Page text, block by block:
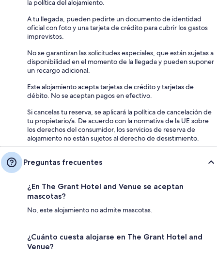
la política del alojamiento.
A tu llegada, pueden pedirte un documento de identidad
oficial con foto y una tarjeta de crédito para cubrir los gastos
imprevistos.
No se garantizan las solicitudes especiales, que están sujetas a
disponibilidad en el momento de la llegada y pueden suponer
un recargo adicional.
Este alojamiento acepta tarjetas de crédito y tarjetas de
débito. No se aceptan pagos en efectivo.
Si cancelas tu reserva, se aplicará la política de cancelación de
tu propietario/a. De acuerdo con la normativa de la UE sobre
los derechos del consumidor, los servicios de reserva de
alojamiento no están sujetos al derecho de desistimiento.
Preguntas frecuentes
¿En The Grant Hotel and Venue se aceptan
mascotas?
No, este alojamiento no admite mascotas.
¿Cuánto cuesta alojarse en The Grant Hotel and
Venue?